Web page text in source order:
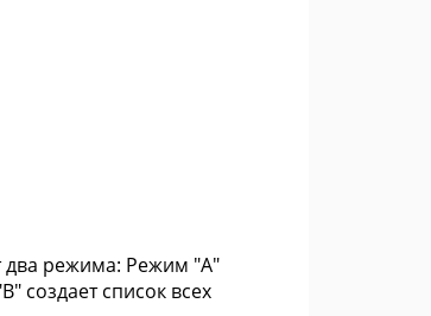
два режима: Режим "А"
создает список всех